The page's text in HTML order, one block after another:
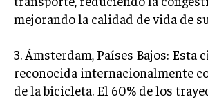
mejorando la calidad de vida de
3. Ámsterdam, Países Bajos: Esta
reconocida internacionalmente
de la bicicleta. El 60% de los